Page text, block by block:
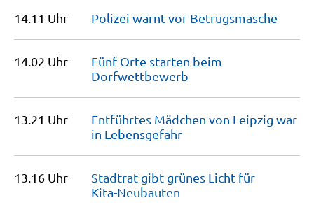
14.11 Uhr Polizei warnt vor Betrugsmasche
14.02 Uhr
Fünf Orte starten beim
Dorfwettbewerb
13.21 Uhr
Entführtes Mädchen von Leipzig war
in Lebensgefahr
13.16 Uhr
Stadtrat gibt grünes Licht für
Kita-Neubauten